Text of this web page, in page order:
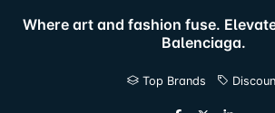
Where art and fashion fuse.
Balenciaga.
Top Brands